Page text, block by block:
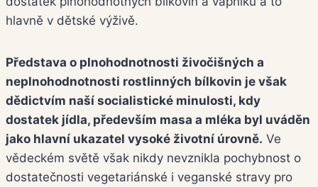
hlavně v dětské výživě.
Představa o plnohodnotnosti živočišných a
neplnohodnotnosti rostlinných bílkovin je však
dědictvím naší socialistické minulosti, kdy
dostatek jídla, především masa a mléka byl uváděn
jako hlavní ukazatel vysoké životní úrovně. Ve
vědeckém světě však nikdy nevznikla pochybnost o
dostatečnosti vegetariánské i veganské stravy pro